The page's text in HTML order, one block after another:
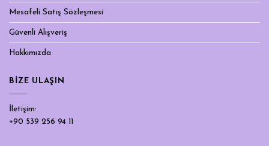
Mesafeli Satış Sözleşmesi
Güvenli Alışveriş
Hakkımızda
BIZE ULAŞIN
İletişim:
+90 539 256 94 11